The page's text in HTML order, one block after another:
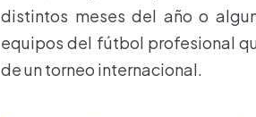
distintos meses del año o
equipos del fútbol profesional
de un torneo internacional.